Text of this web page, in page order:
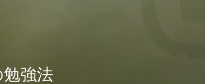
強法